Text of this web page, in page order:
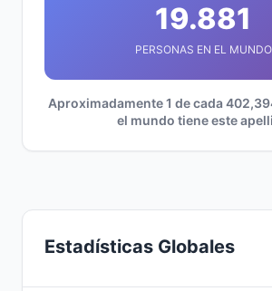
19.881
PERSONAS EN EL MUNDO
Aproximadamente 1 de cada
el mundo tiene este
Estadísticas Globales